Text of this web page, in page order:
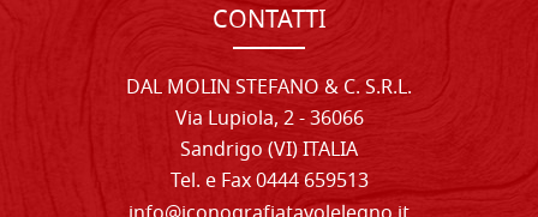
CONTATTI
DAL MOLIN STEFANO & C. S.R.L.
Via Lupiola, 2 - 36066
Sandrigo (VI) ITALIA
Tel. e Fax 0444 659513